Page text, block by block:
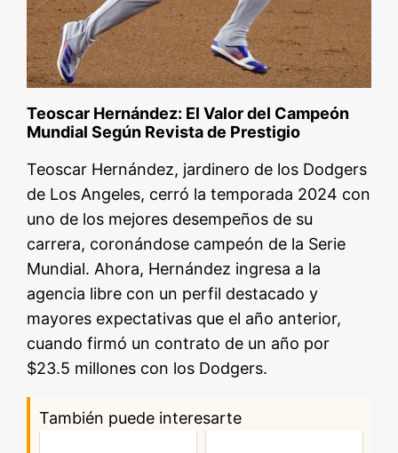
Teoscar Hernández: El Valor del Campeón
Mundial Según Revista de Prestigio
Teoscar Hernández, jardinero de los Dodgers
de Los Angeles, cerró la temporada 2024 con
uno de los mejores desempeños de su
carrera, coronándose campeón de la Serie
Mundial. Ahora, Hernández ingresa a la
agencia libre con un perfil destacado y
mayores expectativas que el año anterior,
cuando firmó un contrato de un año por
$23.5 millones con los Dodgers.
También puede interesarte